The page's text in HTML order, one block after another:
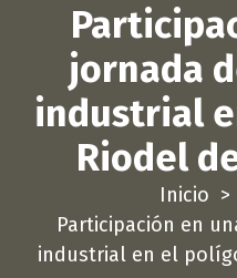
jornada
industrial
Riodel
Inicio >
Participación en
industrial en el